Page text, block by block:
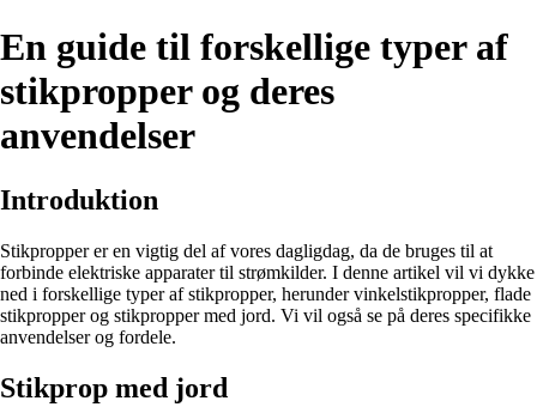
En guide til forskellige typer af
stikpropper og deres
anvendelser
Introduktion
Stikpropper er en vigtig del af vores dagligdag, da de bruges til at
forbinde elektriske apparater til strømkilder. I denne artikel vil vi dykke
ned i forskellige typer af stikpropper, herunder vinkelstikpropper, flade
stikpropper og stikpropper med jord. Vi vil også se på deres specifikke
anvendelser og fordele.
Stikprop med jord